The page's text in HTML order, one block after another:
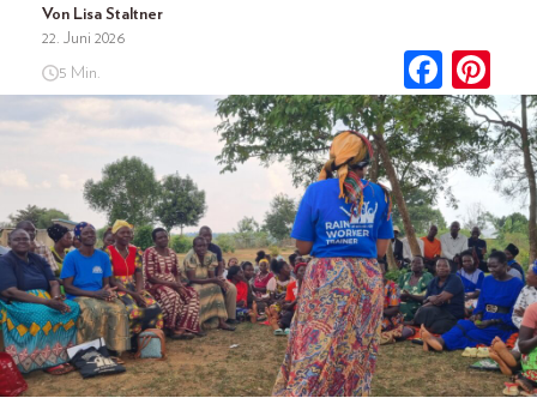
Von Lisa Staltner
22. Juni 2026
5 Min.